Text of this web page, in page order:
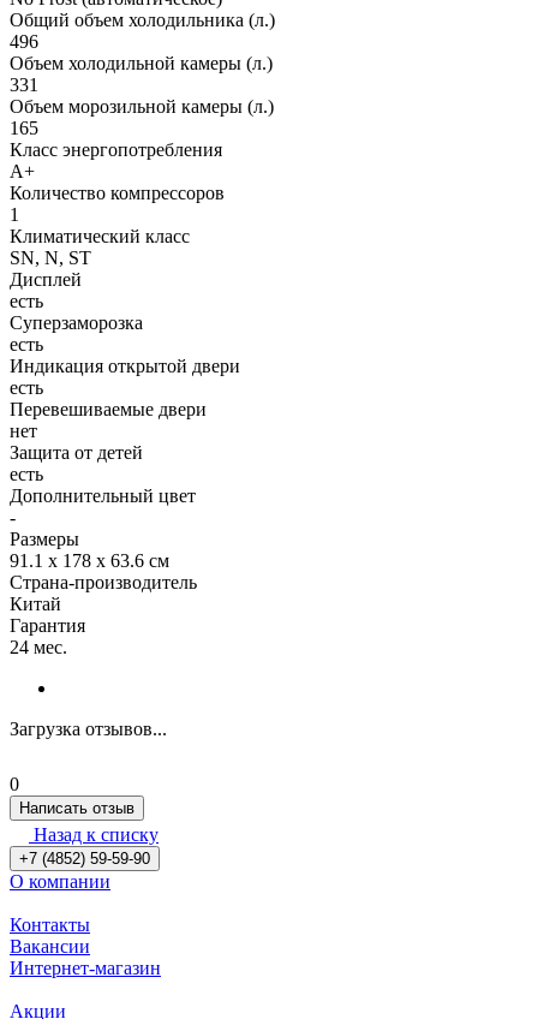
Общий объем холодильника (л.)
496
Объем холодильной камеры (л.)
331
Объем морозильной камеры (л.)
165
Класс энергопотребления
A+
Количество компрессоров
1
Климатический класс
SN, N, ST
Дисплей
есть
Суперзаморозка
есть
Индикация открытой двери
есть
Перевешиваемые двери
нет
Защита от детей
есть
Дополнительный цвет
-
Размеры
91.1 х 178 х 63.6 см
Страна-производитель
Китай
Гарантия
24 мес.
Загрузка отзывов...
0
Написать отзыв
Назад к списку
+7 (4852) 59-59-90
О компании
Контакты
Вакансии
Интернет-магазин
Акции